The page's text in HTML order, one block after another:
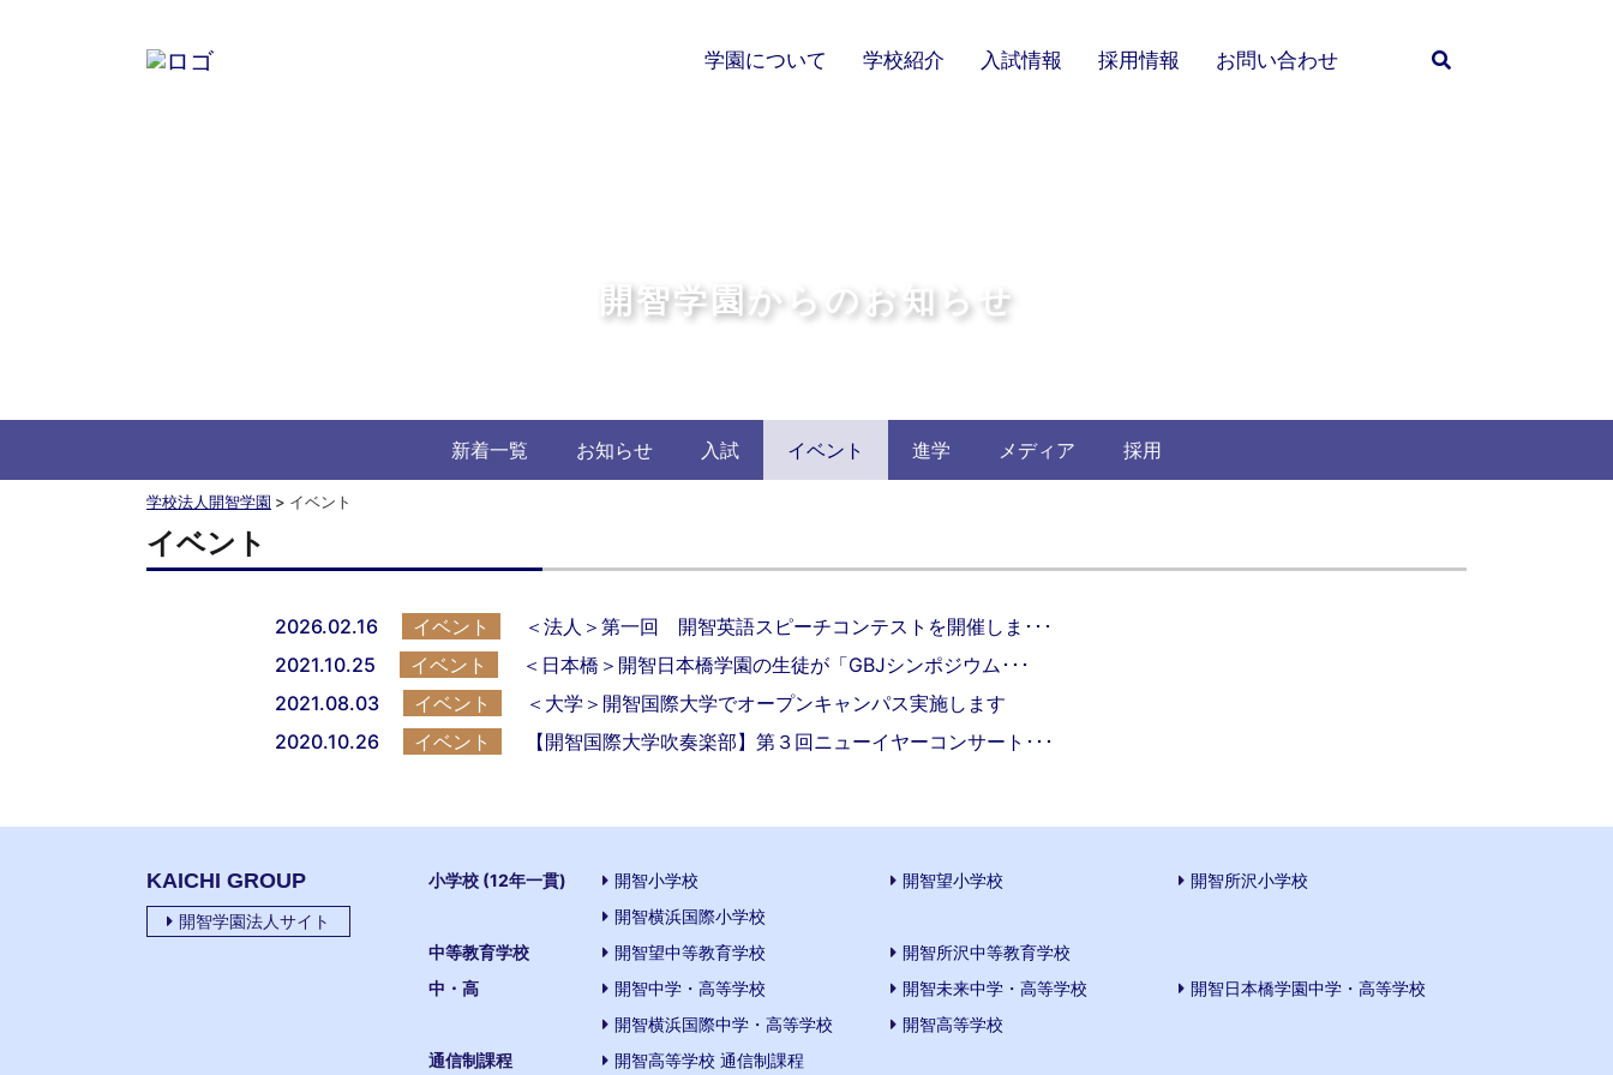
学園について 学校紹介 入試情報 採用情報 お問い合わせ
開智学園からのお知らせ
新着一覧 お知らせ 入試 イベント 進学 メディア 採用
学校法人開智学園 > イベント
イベント
2026.02.16 イベント
＜法人＞第一回 開智英語スピーチコンテストを開催しま･･･
2021.10.25
イベント
＜日本橋＞開智日本橋学園の生徒が「GBJシンポジウム･･･
2021.08.03
イベント
＜大学＞開智国際大学でオープンキャンパス実施します
2020.10.26
イベント 【開智国際大学吹奏楽部】第３回ニューイヤーコンサート･･･
KAICHI GROUP
開智学園法人サイト
小学校 (12年一貫) 開智小学校 開智望小学校
開智所沢小学校
開智横浜国際小学校
中等教育学校
開智望中等教育学校
開智所沢中等教育学校
中・高
開智中学・高等学校 開智未来中学・高等学校
開智日本橋学園中学・高等学校
開智横浜国際中学・高等学校
開智高等学校
通信制課程
開智高等学校 通信制課程